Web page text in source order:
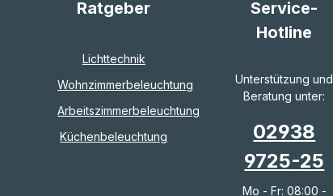
Ratgeber
Lichttechnik
Wohnzimmerbeleuchtung
Arbeitszimmerbeleuchtung
Küchenbeleuchtung
Service-
Hotline
Unterstützung und
Beratung unter:
02938
9725-25
Mo - Fr: 08:00 -